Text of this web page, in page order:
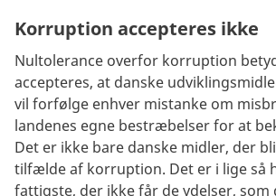
Korruption accepteres ikke
Nultolerance overfor korruption
accepteres, at danske
vil forfølge enhver mistanke om
landenes egne bestræbelser for at
Det er ikke bare danske midler, der
tilfælde af korruption. Det er i lige så
fattigste, der ikke får de ydelser, som